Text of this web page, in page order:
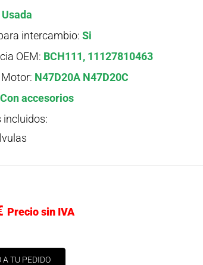
Usada
intercambio: Si
OEM: BCH111, 11127810463
N47D20A N47D20C
Con accesorios
incluidos:
Precio sin IVA
A TU PEDIDO